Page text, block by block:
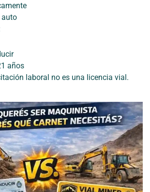
años
laboral no es una licencia vial.